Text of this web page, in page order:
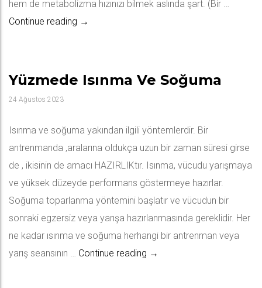
hem de metabolizma hızınızı bilmek aslında şart. (Bir …
Continue reading Yüzme Sayesinde Kaç Kalori Yakarız?
→
Yüzmede Isınma Ve Soğuma
24 Ağustos 2023
Isınma ve soğuma yakından ilgili yöntemlerdir. Bir
antrenmanda ,aralarına oldukça uzun bir zaman süresi girse
de , ikisinin de amacı HAZIRLIKtır. Isınma, vücudu yarışmaya
ve yüksek düzeyde performans göstermeye hazırlar.
Soğuma toparlanma yöntemini başlatır ve vücudun bir
sonraki egzersiz veya yarışa hazırlanmasında gereklidir. Her
ne kadar ısınma ve soğuma herhangi bir antrenman veya
yarış seansının … Continue reading Yüzmede Isınma ve
→